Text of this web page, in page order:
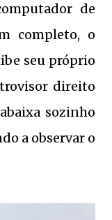
de
completo, o
seu próprio
direito
sozinho
a observar o